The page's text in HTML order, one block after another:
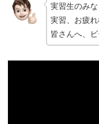
実習生のみな
実習、お疲れ
皆さんへ、ビ